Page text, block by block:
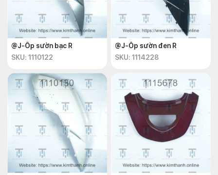
@J-Ốp sườn bạc R
SKU: 1110122
@J-Ốp sườn đen R
SKU: 1114228